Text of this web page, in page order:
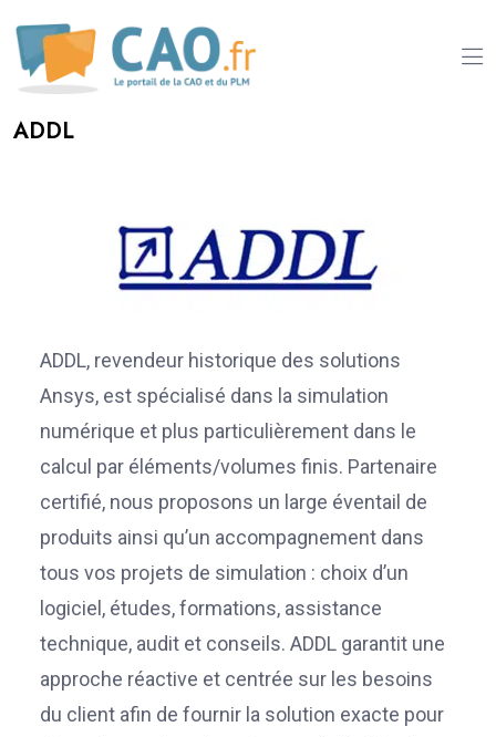
ADDL
ADDL, revendeur historique des solutions
Ansys, est spécialisé dans la simulation
numérique et plus particulièrement dans le
calcul par éléments/volumes finis. Partenaire
certifié, nous proposons un large éventail de
produits ainsi qu’un accompagnement dans
tous vos projets de simulation : choix d’un
logiciel, études, formations, assistance
technique, audit et conseils. ADDL garantit une
approche réactive et centrée sur les besoins
du client afin de fournir la solution exacte pour